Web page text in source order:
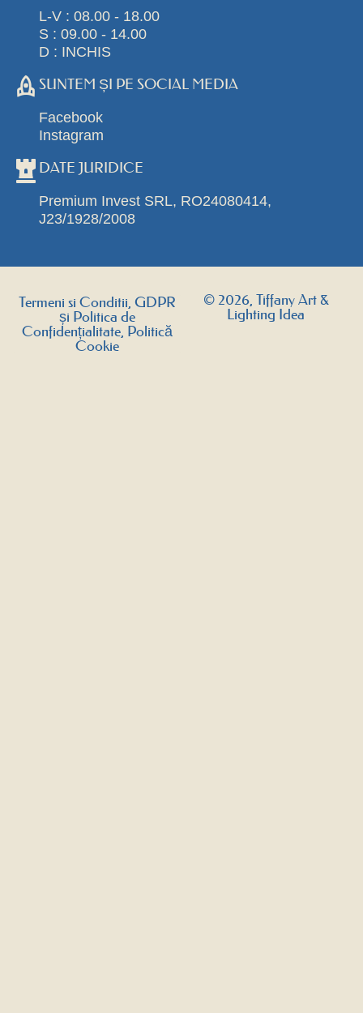
L-V : 08.00 - 18.00
S : 09.00 - 14.00
D : INCHIS
SUNTEM ȘI PE SOCIAL MEDIA
Facebook
Instagram
DATE JURIDICE
Premium Invest SRL, RO24080414,
J23/1928/2008
Termeni si Conditii, GDPR
și Politica de
Confidențialitate, Politică
Cookie
© 2026, Tiffany Art &
Lighting Idea